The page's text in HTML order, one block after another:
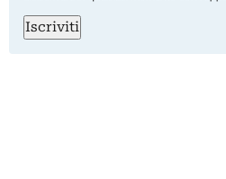
Iscriviti